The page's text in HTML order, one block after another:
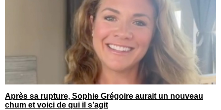
Après sa rupture, Sophie Grégoire aurait un nouveau
chum et voici de qui il s’agit